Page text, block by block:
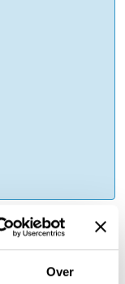
Over
- snooker,
centrale ligging